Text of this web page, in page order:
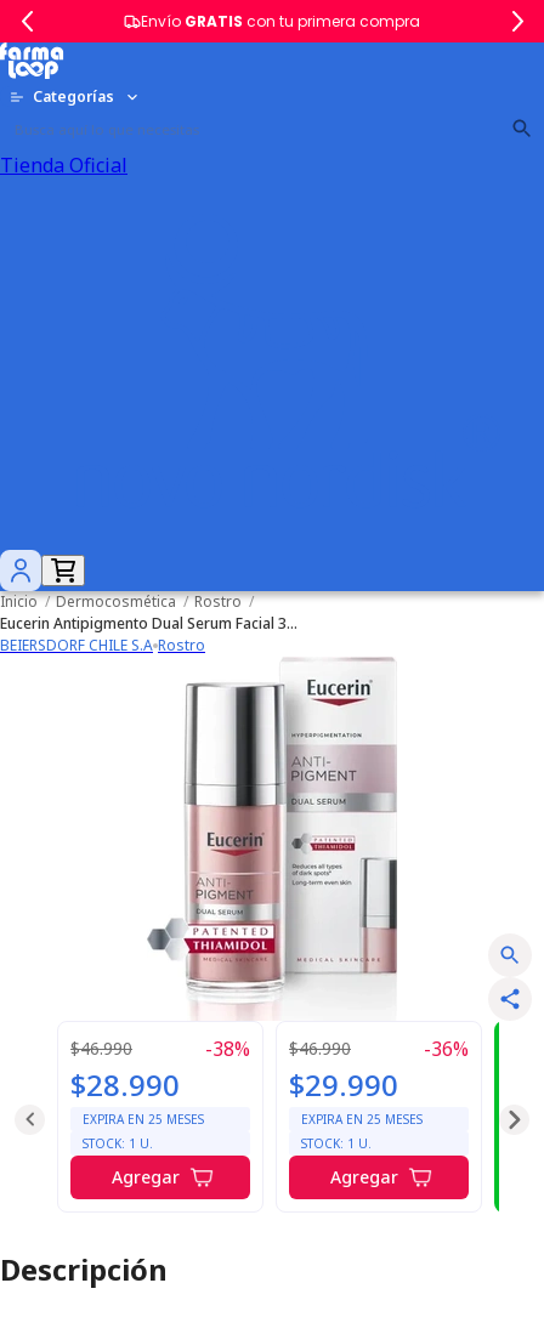
Envío GRATIS con tu primera compra
Categorías
Tienda Oficial
Inicio / Dermocosmética / Rostro /
Eucerin Antipigmento Dual Serum Facial 30ml
BEIERSDORF CHILE S.A Rostro
$46.990 -38%
$28.990
EXPIRA EN 25 MESES
STOCK: 1 U.
Agregar
$46.990 -36%
$29.990
EXPIRA EN 25 MESES
STOCK: 1 U.
Agregar
Descripción